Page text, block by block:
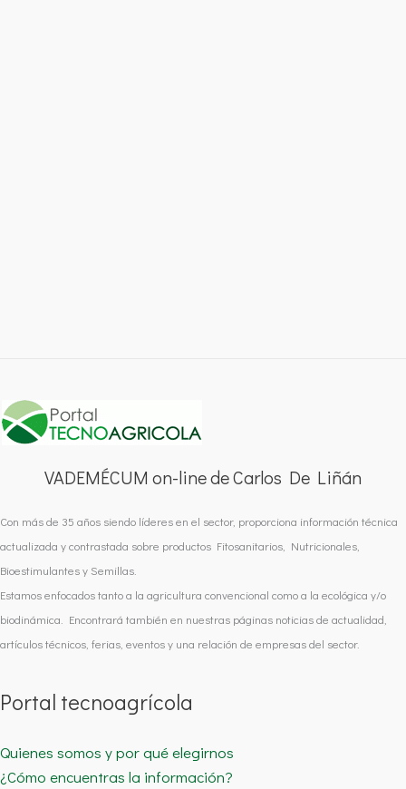
VADEMÉCUM on-line de Carlos De Liñán
Con más de 35 años siendo líderes en el sector, proporciona información técnica
actualizada y contrastada sobre productos Fitosanitarios, Nutricionales,
Bioestimulantes y Semillas.
Estamos enfocados tanto a la agricultura convencional como a la ecológica y/o
biodinámica. Encontrará también en nuestras páginas noticias de actualidad,
artículos técnicos, ferias, eventos y una relación de empresas del sector.
Portal tecnoagrícola
Quienes somos y por qué elegirnos
¿Cómo encuentras la información?